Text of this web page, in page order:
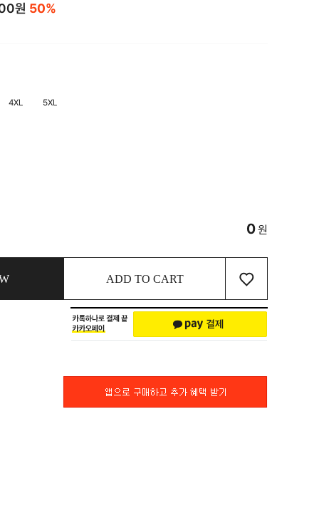
원 50%
4XL 5XL
0원
ADD TO CART ♡